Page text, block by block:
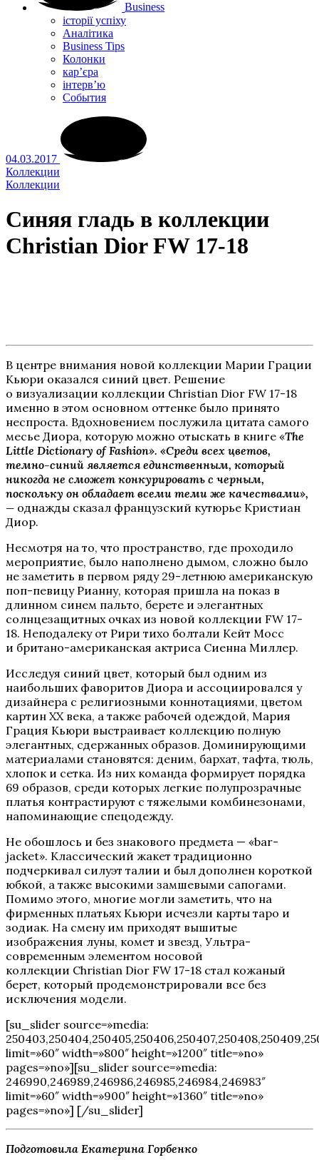
Business
історії успіху
Аналітика
Business Tips
Колонки
кар’єра
інтерв’ю
Cобытия
04.03.2017
Коллекции
Коллекции
Синяя гладь в коллекции
Christian Dior FW 17-18
В центре внимания новой коллекции Марии Грации
Кьюри оказался синий цвет. Решение
о визуализации коллекции Christian Dior FW 17-18
именно в этом основном оттенке было принято
неспроста. Вдохновением послужила цитата самого
месье Диора, которую можно отыскать в книге «The
Little Dictionary of Fashion». «Среди всех цветов,
темно-синий является единственным, который
никогда не сможет конкурировать с черным,
поскольку он обладает всеми теми же качествами»,
— однажды сказал французский кутюрье Кристиан
Диор.
Несмотря на то, что пространство, где проходило
мероприятие, было наполнено дымом, сложно было
не заметить в первом ряду 29-летнюю американскую
поп-певицу Рианну, которая пришла на показ в
длинном синем пальто, берете и элегантных
солнцезащитных очках из новой коллекции FW 17-
18. Неподалеку от Рири тихо болтали Кейт Мосс
и британо-американская актриса Сиенна Миллер.
Исследуя синий цвет, который был одним из
наибольших фаворитов Диора и ассоциировался у
дизайнера с религиозными коннотациями, цветом
картин ХХ века, а также рабочей одеждой, Мария
Грация Кьюри выстраивает коллекцию полную
элегантных, сдержанных образов. Доминирующими
материалами становятся: деним, бархат, тафта, тюль,
хлопок и сетка. Из них команда формирует порядка
69 образов, среди которых легкие полупрозрачные
платья контрастируют с тяжелыми комбинезонами,
напоминающие спецодежду.
Не обошлось и без знакового предмета — «bar-
jacket». Классический жакет традиционно
подчеркивал силуэт талии и был дополнен короткой
юбкой, а также высокими замшевыми сапогами.
Помимо этого, многие могли заметить, что на
фирменных платьях Кьюри исчезли карты таро и
зодиак. На смену им приходят вышитые
изображения луны, комет и звезд, Ультра-
современным элементом носовой
коллекции Christian Dior FW 17-18 стал кожаный
берет, который продемонстрировали все без
исключения модели.
[su_slider source=»media:
limit=»60″ width=»800″ height=»1200″ title=»no»
pages=»no»][su_slider source=»media:
246990,246989,246986,246985,246984,246983″
limit=»60″ width=»900″ height=»1360″ title=»no»
pages=»no»] [/su_slider]
Подготовила Екатерина Горбенко